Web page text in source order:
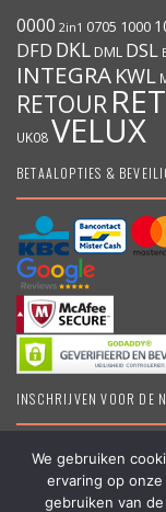
0000 2in1 0705 1000
DFD DKL DML DSL
INTEGRA KWL
RETOUR
UK08VELUX
BETAALOPTIES &
INSCHRIJVEN VOOR DE
DakraamKopen.be –
We gebruiken
ervaring op
gebruiken van